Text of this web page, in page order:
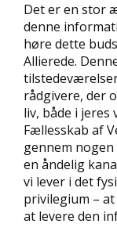
Det er en stor
denne
høre dette
Allierede.
rådgivere, der
liv, både i jeres
Fællesskab af
gennem
en åndelig
vi lever i det
privilegium –
at levere den